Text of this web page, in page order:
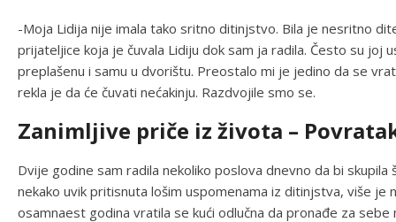
-Moja Lidija nije imala tako sritno ditinjstvo. Bila je nesritno
prijateljice koja je čuvala Lidiju dok sam ja radila. Često su joj
preplašenu i samu u dvorištu. Preostalo mi je jedino da se
rekla je da će čuvati nećakinju. Razdvojile smo se.
Zanimljive priče iz života –
Dvije godine sam radila nekoliko poslova dnevno da bi
nekako uvik pritisnuta lošim uspomenama iz ditinjstva, više je
osamnaest godina vratila se kući odlučna da pronađe za